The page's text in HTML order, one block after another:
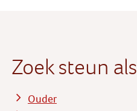
Zoek steun als
Ouder